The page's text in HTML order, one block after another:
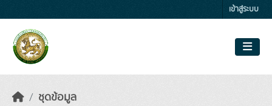
เข้าสู่ระบบ
ชุดข้อมูล